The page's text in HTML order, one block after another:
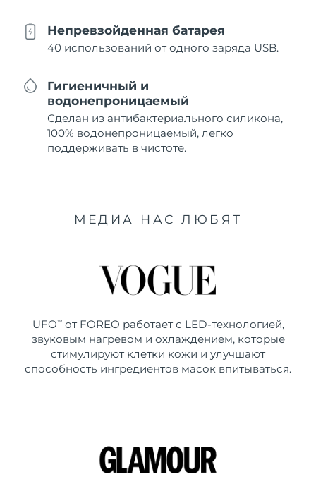
Непревзойденная батарея
40 использований от одного заряда USB.
Гигиеничный и
водонепроницаемый
Сделан из антибактериального силикона,
100% водонепроницаемый, легко
поддерживать в чистоте.
МЕДИА НАС ЛЮБЯТ
UFO TMот FOREO работает с LED-технологией,
звуковым нагревом и охлаждением, которые
стимулируют клетки кожи и улучшают
способность ингредиентов масок впитываться.